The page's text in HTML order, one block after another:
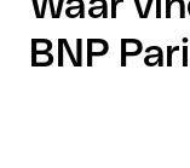
BNP